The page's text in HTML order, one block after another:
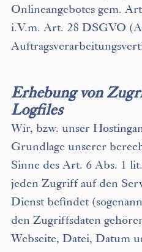
Onlineangebotes gem.
i.V.m. Art. 28 DSGVO
Erhebung von
Logfiles
Wir, bzw. unser
Grundlage unserer
Sinne des Art. 6 Abs. 1
jeden Zugriff auf den
Dienst befindet
den Zugriffsdaten
Webseite, Datei, Datum